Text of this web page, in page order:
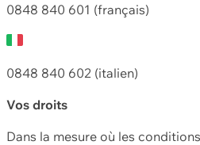
0848 840 601 (français)
0848 840 602 (italien)
Vos droits
Dans la mesure où les